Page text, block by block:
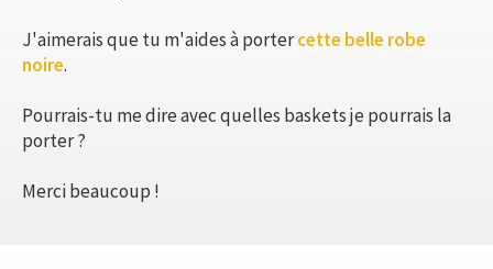
J'aimerais que tu m'aides à portercette belle robe
noire.
Pourrais-tu me dire avec quelles baskets je pourrais la
porter ?
Merci beaucoup !